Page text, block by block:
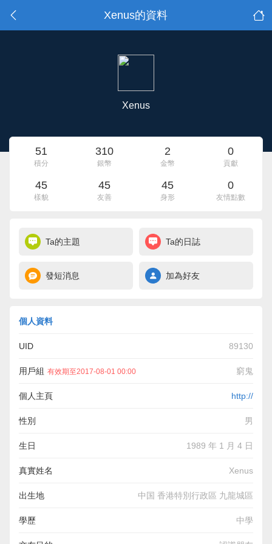
Xenus的資料
Xenus
51
積分
310
銀幣
2
金幣
0
貢獻
45
樣貌
45
友善
45
身形
0
友情點數
Ta的主題 Ta的日誌
發短消息 加為好友
個人資料
UID 89130
用戶組 有效期至2017-08-01 00:00 窮鬼
個人主頁 http://
性別 男
生日 1989 年 1 月 4 日
真實姓名 Xenus
出生地 中国 香港特別行政區 九龍城區
學歷 中學